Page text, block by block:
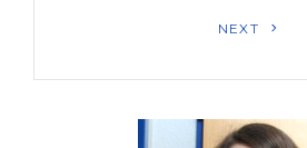
NEXT